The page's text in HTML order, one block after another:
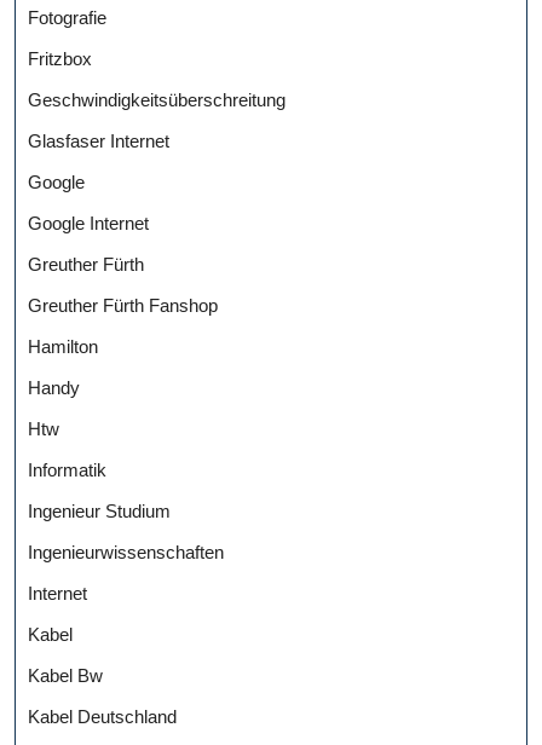
Fotografie
Fritzbox
Geschwindigkeitsüberschreitung
Glasfaser Internet
Google
Google Internet
Greuther Fürth
Greuther Fürth Fanshop
Hamilton
Handy
Htw
Informatik
Ingenieur Studium
Ingenieurwissenschaften
Internet
Kabel
Kabel Bw
Kabel Deutschland